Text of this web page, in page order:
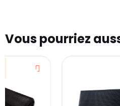
Vous pourriez